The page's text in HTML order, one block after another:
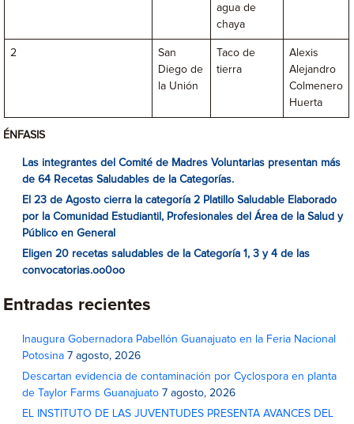
agua de
chaya
2
San
Diego de
la Unión
Taco de
tierra
Alexis
Alejandro
Colmenero
Huerta
ÉNFASIS
Las integrantes del Comité de Madres Voluntarias presentan más
de 64 Recetas Saludables de la Categorías.
El 23 de Agosto cierra la categoría 2 Platillo Saludable Elaborado
por la Comunidad Estudiantil, Profesionales del Área de la Salud y
Público en General
Eligen 20 recetas saludables de la Categoría 1, 3 y 4 de las
convocatorias.oo0oo
Entradas recientes
Inaugura Gobernadora Pabellón Guanajuato en la Feria Nacional
Potosina 7 agosto, 2026
Descartan evidencia de contaminación por Cyclospora en planta
de Taylor Farms Guanajuato 7 agosto, 2026
EL INSTITUTO DE LAS JUVENTUDES PRESENTA AVANCES DEL